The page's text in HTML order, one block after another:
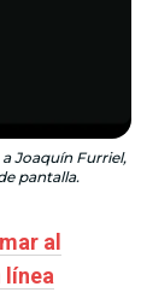
Joaquín Furriel,
pantalla.
al
línea